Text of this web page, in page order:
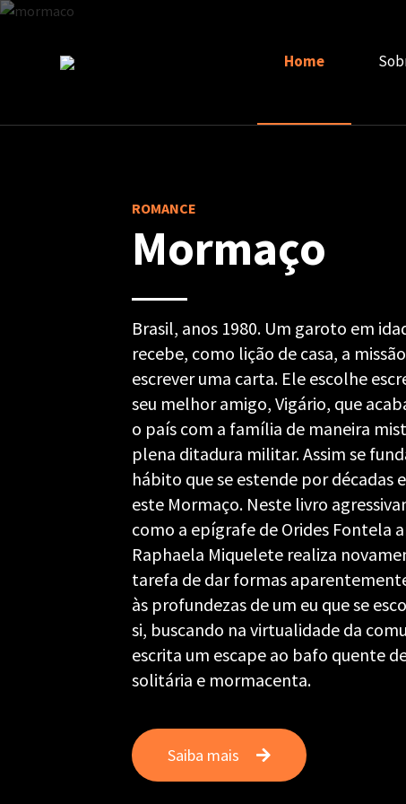
Home
ROMANCE
Mormaço
Brasil, anos 1980. Um garoto em
recebe, como lição de casa, a
escrever uma carta. Ele escolhe
seu melhor amigo, Vigário, que
o país com a família de maneira
plena ditadura militar. Assim se
hábito que se estende por décadas
este Mormaço. Neste livro
como a epígrafe de Orides Fontela
Raphaela Miquelete realiza
tarefa de dar formas
às profundezas de um eu que se
si, buscando na virtualidade da
escrita um escape ao bafo quente
solitária e mormacenta.
Saiba mais